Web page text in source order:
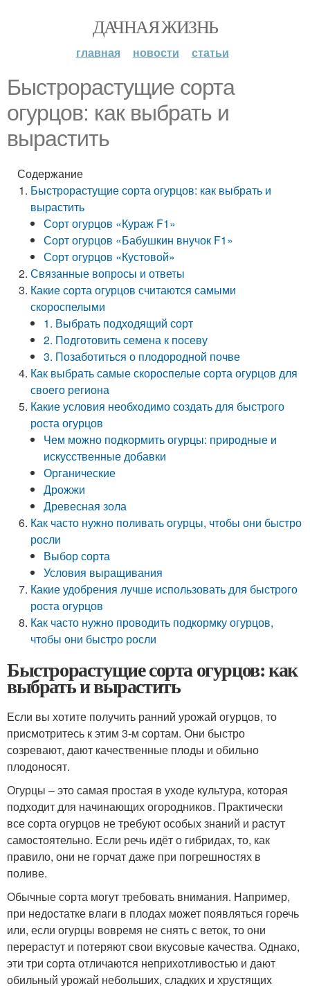
ДАЧНАЯ ЖИЗНЬ
главная новости статьи
Быстрорастущие сорта
огурцов: как выбрать и
вырастить
Содержание
Быстрорастущие сорта огурцов: как выбрать и
вырастить
Сорт огурцов «Кураж F1»
Сорт огурцов «Бабушкин внучок F1»
Сорт огурцов «Кустовой»
Связанные вопросы и ответы
Какие сорта огурцов считаются самыми
скороспелыми
1. Выбрать подходящий сорт
2. Подготовить семена к посеву
3. Позаботиться о плодородной почве
Как выбрать самые скороспелые сорта огурцов для
своего региона
Какие условия необходимо создать для быстрого
роста огурцов
Чем можно подкормить огурцы: природные и
искусственные добавки
Органические
Дрожжи
Древесная зола
Как часто нужно поливать огурцы, чтобы они быстро
росли
Выбор сорта
Условия выращивания
Какие удобрения лучше использовать для быстрого
роста огурцов
Как часто нужно проводить подкормку огурцов,
чтобы они быстро росли
Быстрорастущие сорта огурцов: как
выбрать и вырастить
Если вы хотите получить ранний урожай огурцов, то
присмотритесь к этим 3-м сортам. Они быстро
созревают, дают качественные плоды и обильно
плодоносят.
Огурцы – это самая простая в уходе культура, которая
подходит для начинающих огородников. Практически
все сорта огурцов не требуют особых знаний и растут
самостоятельно. Если речь идёт о гибридах, то, как
правило, они не горчат даже при погрешностях в
поливе.
Обычные сорта могут требовать внимания. Например,
при недостатке влаги в плодах может появляться горечь
или, если огурцы вовремя не снять с веток, то они
перерастут и потеряют свои вкусовые качества. Однако,
эти три сорта отличаются неприхотливостью и дают
обильный урожай небольших, сладких и хрустящих